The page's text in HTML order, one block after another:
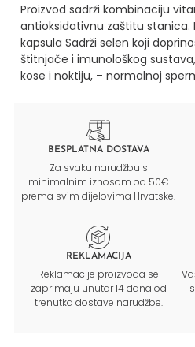
Proizvod sadrži kombinaciju
antioksidativnu zaštitu stanica.
kapsula Sadrži selen koji
štitnjače i imunološkog sustava,
kose i noktiju,– normalnoj
BESPLATNA DOSTAVA
Za svaku narudžbu s
minimalnim iznosom od 50€
prema svim dijelovima Hrvatske.
REKLAMACIJA
Reklamacije proizvoda se
zaprimaju unutar 14 dana od
trenutka dostave narudžbe.